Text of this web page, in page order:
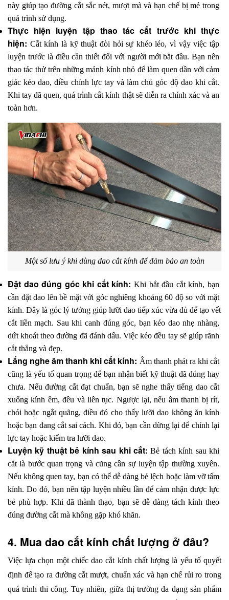
này giúp tạo đường cắt sắc nét, mượt mà và hạn chế bị mẻ trong
quá trình sử dụng.
Thực hiện luyện tập thao tác cắt trước khi thực
hiện: Cắt kính là kỹ thuật đòi hỏi sự khéo léo, vì vậy việc tập
luyện trước là điều cần thiết đối với người mới bắt đầu. Bạn nên
thao tác thử trên những mảnh kính nhỏ để làm quen dần với cảm
giác kéo dao, điều chỉnh lực tay và làm chủ góc độ dao khi cắt.
Khi tay đã quen, quá trình cắt kính thật sẽ diễn ra chính xác và an
toàn hơn.
Một số lưu ý khi dùng dao cắt kính để đảm bảo an toàn
Đặt dao đúng góc khi cắt kính: Khi bắt đầu cắt kính, bạn
cần đặt dao lên bề mặt với góc nghiêng khoảng 60 độ so với mặt
kính. Đây là góc lý tưởng giúp lưỡi dao tiếp xúc vừa đủ để tạo vết
cắt liền mạch. Sau khi canh đúng góc, bạn kéo dao nhẹ nhàng,
dứt khoát theo đường đã đánh dấu. Việc kéo đều tay sẽ giúp rãnh
cắt thẳng và đẹp.
Lắng nghe âm thanh khi cắt kính: Âm thanh phát ra khi cắt
cũng là yếu tố quan trọng để bạn nhận biết kỹ thuật đã đúng hay
chưa. Nếu đường cắt đạt chuẩn, bạn sẽ nghe thấy tiếng dao cắt
xuống kính êm, đều và liên tục. Ngược lại, nếu âm thanh bị rít,
chói hoặc ngắt quãng, điều đó cho thấy lưỡi dao không ăn kính
hoặc bạn đang cắt sai cách. Khi đó, bạn cần dừng lại để chỉnh lại
lực tay hoặc kiểm tra lưỡi dao.
Luyện kỹ thuật bẻ kính sau khi cắt: Bẻ tách kính sau khi
cắt là bước quan trọng và cũng cần sự luyện tập thường xuyên.
Nếu không quen tay, bạn có thể dễ dàng bẻ lệch hoặc làm vỡ tấm
kính. Do đó, bạn nên tập luyện nhiều lần để cảm nhận được lực
bẻ phù hợp. Khi đã thành thạo, bạn sẽ dễ dàng tách kính theo
đúng đường cắt mà không gặp khó khăn.
4. Mua dao cắt kính chất lượng ở đâu?
Việc lựa chọn một chiếc dao cắt kính chất lượng là yếu tố quyết
định để tạo ra đường cắt mượt, chuẩn xác và hạn chế rủi ro trong
quá trình thi công. Tuy nhiên, giữa thị trường đa dạng sản phẩm